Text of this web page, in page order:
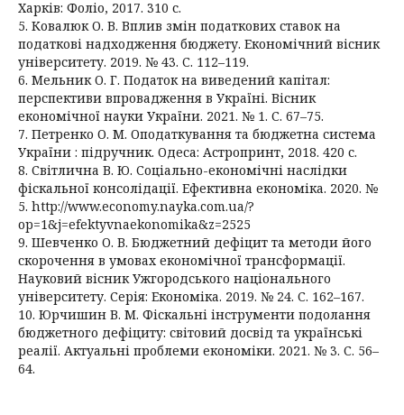
Харків: Фоліо, 2017. 310 с.
5. Ковалюк О. В. Вплив змін податкових ставок на
податкові надходження бюджету. Економічний вісник
університету. 2019. № 43. С. 112–119.
6. Мельник О. Г. Податок на виведений капітал:
перспективи впровадження в Україні. Вісник
економічної науки України. 2021. № 1. С. 67–75.
7. Петренко О. М. Оподаткування та бюджетна система
України : підручник. Одеса: Астропринт, 2018. 420 с.
8. Світлична В. Ю. Соціально-економічні наслідки
фіскальної консолідації. Ефективна економіка. 2020. №
5. http://www.economy.nayka.com.ua/?
op=1&j=efektyvnaekonomika&z=2525
9. Шевченко О. В. Бюджетний дефіцит та методи його
скорочення в умовах економічної трансформації.
Науковий вісник Ужгородського національного
університету. Серія: Економіка. 2019. № 24. С. 162–167.
10. Юрчишин В. М. Фіскальні інструменти подолання
бюджетного дефіциту: світовий досвід та українські
реалії. Актуальні проблеми економіки. 2021. № 3. С. 56–
64.